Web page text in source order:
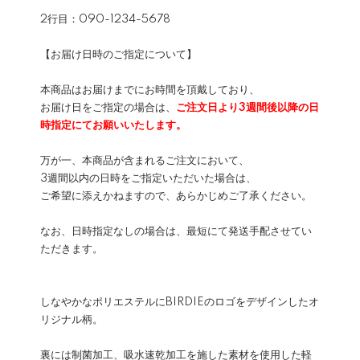
2行目：090-1234-5678
【お届け日時のご指定について】
本商品はお届けまでにお時間を頂戴しており、
お届け日をご指定の場合は、 ご注文日より3週間後以降の日
時指定にてお願いいたします。
万が一、本商品が含まれるご注文において、
3週間以内の日時をご指定いただいた場合は、
ご希望に添えかねますので、あらかじめご了承ください。
なお、日時指定なしの場合は、最短にて発送手配させてい
ただきます。
しなやかなポリエステルにBIRDIEのロゴをデザインしたオ
リジナル柄。
裏には制菌加工、吸水速乾加工を施した素材を使用した軽